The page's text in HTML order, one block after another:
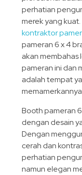
perhatian
merek yang
kontraktor
pameran 6 x 4
akan
pameran ini dan
adalah tempat
Booth pameran
dengan desain
Dengan
cerah dan
perhatian
namun elegan